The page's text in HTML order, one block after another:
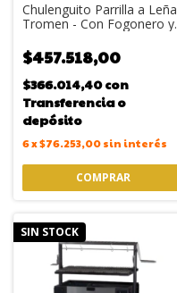
Chulenguito Parrilla a Leña
Tromen - Con Fogonero y
$457.518,00
$366.014,40con
Transferencia o
depósito
6x$76.253,00sin interés
SIN STOCK